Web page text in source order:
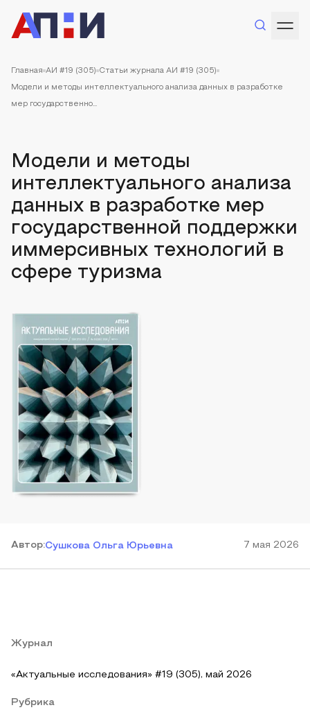
Главная АИ #19 (305) Статьи журнала АИ #19 (305)
Модели и методы интеллектуального анализа данных в разработке
мер государственно...
Модели и методы
интеллектуального анализа
данных в разработке мер
государственной поддержки
иммерсивных технологий в
сфере туризма
Автор:Сушкова Ольга Юрьевна 7 мая 2026
Журнал
«Актуальные исследования» #19 (305), май 2026
Рубрика